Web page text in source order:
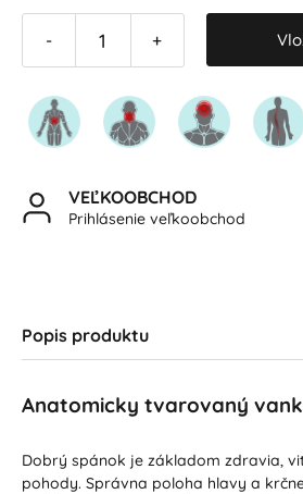
- +
VEĽKOOBCHOD
Prihlásenie veľkoobchod
Popis produktu
Anatomicky tvarovaný
Dobrý spánok je základom zdravia,
pohody. Správna poloha hlavy a